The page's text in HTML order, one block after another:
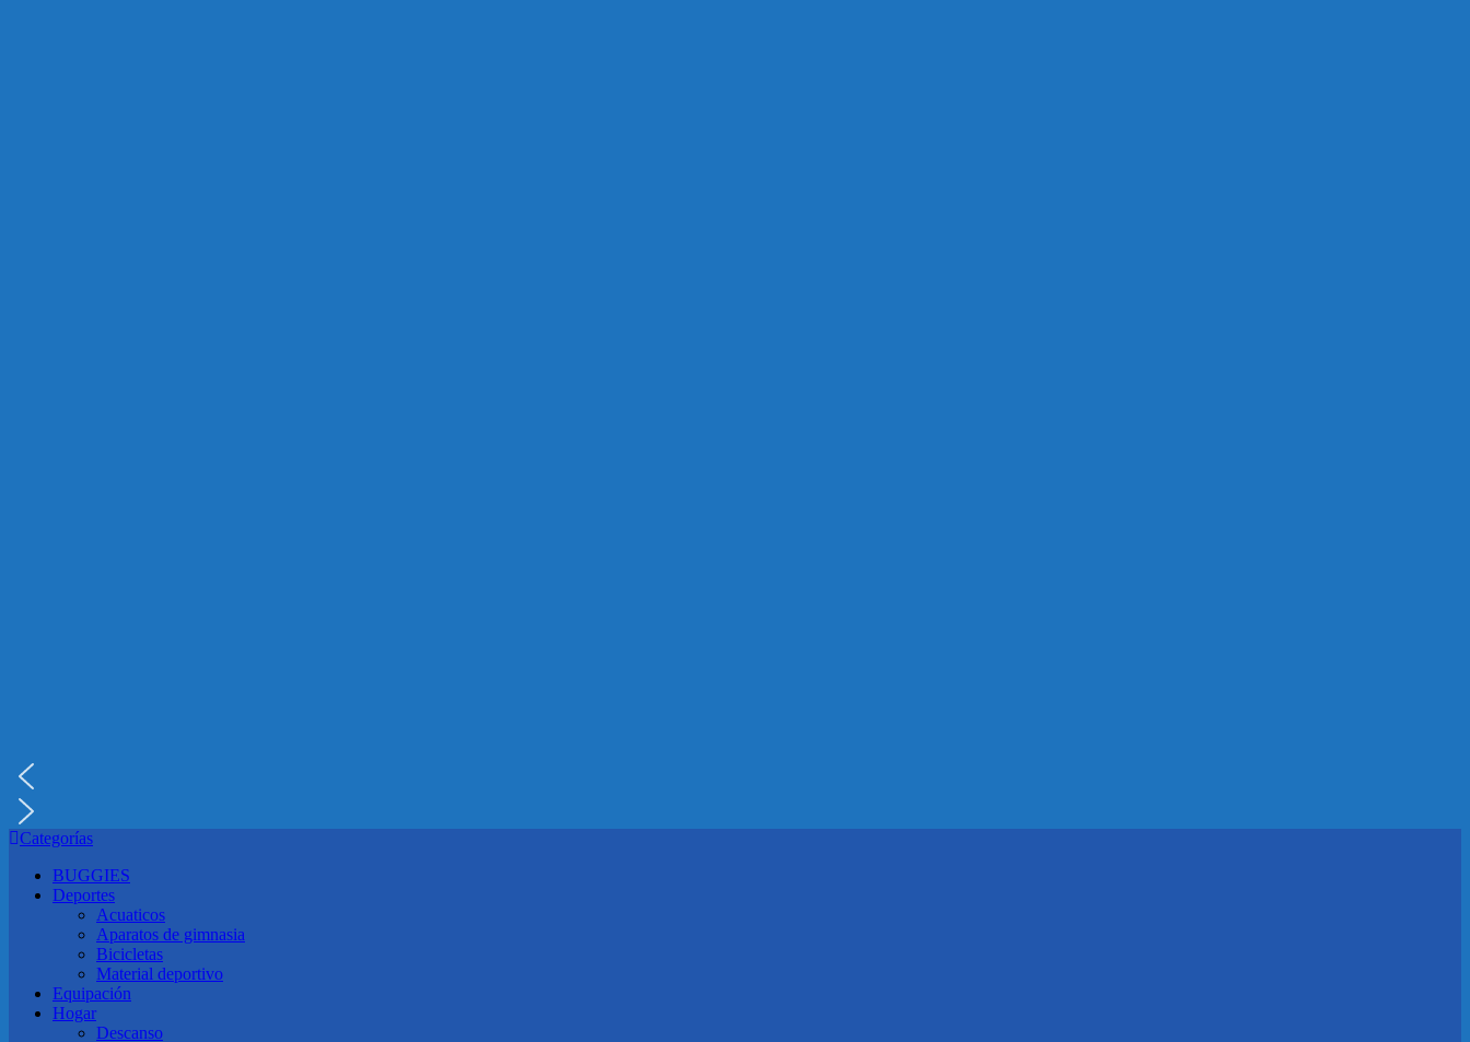
Categorías
BUGGIES
Deportes
Acuaticos
Aparatos de gimnasia
Bicicletas
Material deportivo
Equipación
Hogar
Descanso